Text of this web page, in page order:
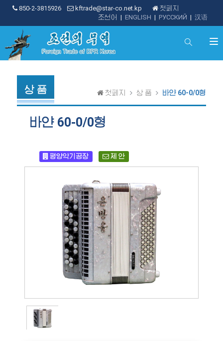
850-2-3815926 kftrade@star-co.net.kp
첫페지
| 汉语
| РУССКИЙ
| ENGLISH
조선어
상 품 첫페지 상 품 바얀 60-0/0형
바얀 60-0/0형
평양악기공장 제 안